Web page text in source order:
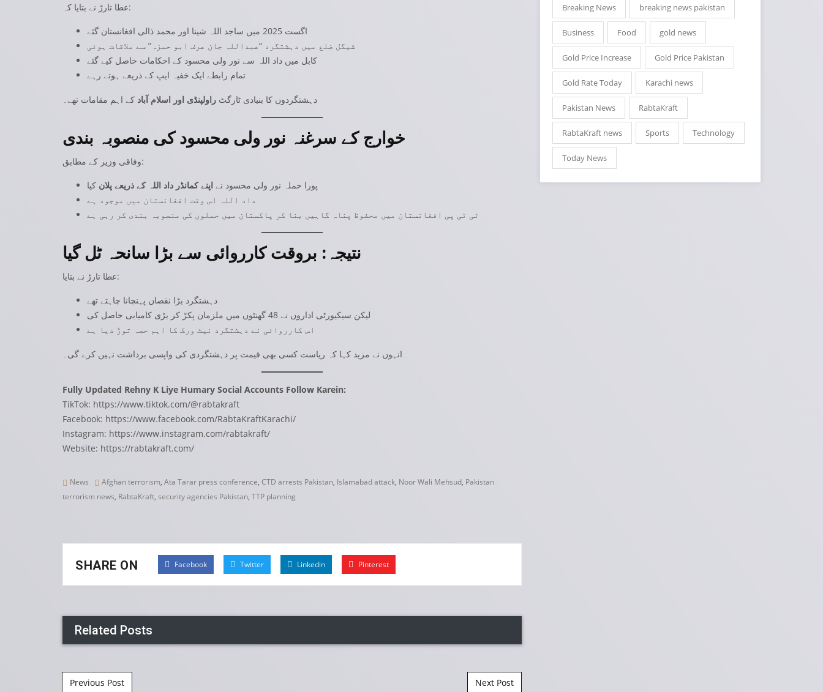
عطا تارڑ نے بتایا کہ:
اگست 2025 میں ساجد اللہ شینا اور محمد ذالی افغانستان گئے
شیگل ضلع میں دہشتگرد “عبداللہ جان عرف ابو حمزہ” سے ملاقات ہوئی
کابل میں داد اللہ سے نور ولی محسود کے احکامات حاصل کیے گئے
تمام رابطے ایک خفیہ ایپ کے ذریعے ہوتے رہے
دہشتگردوں کا بنیادی ٹارگٹ راولپنڈی اور اسلام آباد کے اہم مقامات تھے۔
خوارج کے سرغنہ نور ولی محسود کی منصوبہ بندی
وفاقی وزیر کے مطابق:
پورا حملہ نور ولی محسود نے اپنے کمانڈر داد اللہ کے ذریعے پلان کیا
داد اللہ اس وقت افغانستان میں موجود ہے
ٹی ٹی پی افغانستان میں محفوظ پناہ گاہیں بنا کر پاکستان میں حملوں کی منصوبہ بندی کر رہی ہے
نتیجہ: بروقت کارروائی سے بڑا سانحہ ٹل گیا
عطا تارڑ نے بتایا:
دہشتگرد بڑا نقصان پہنچانا چاہتے تھے
لیکن سیکیورٹی اداروں نے 48 گھنٹوں میں ملزمان پکڑ کر بڑی کامیابی حاصل کی
اس کارروائی نے دہشتگرد نیٹ ورک کا اہم حصہ توڑ دیا ہے
انہوں نے مزید کہا کہ ریاست کسی بھی قیمت پر دہشتگردی کی واپسی برداشت نہیں کرے گی۔
Fully Updated Rehny K Liye Humary Social Accounts Follow Karein:
TikTok: https://www.tiktok.com/@rabtakraft
Facebook: https://www.facebook.com/RabtaKraftKarachi/
Instagram: https://www.instagram.com/rabtakraft/
Website: https://rabtakraft.com/
News Afghan terrorism, Ata Tarar press conference, CTD arrests Pakistan, Islamabad attack, Noor Wali Mehsud, Pakistan
terrorism news, RabtaKraft, security agencies Pakistan, TTP planning
SHARE ON Facebook Twitter Linkedin Pinterest
Related Posts
Post navigation
Previous Post Next Post
Breaking News breaking news pakistan
Business Food gold news
Gold Price Increase Gold Price Pakistan
Gold Rate Today Karachi news
Pakistan News RabtaKraft
RabtaKraft news Sports Technology
Today News